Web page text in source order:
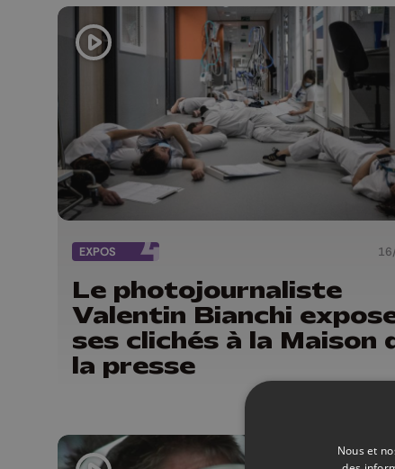
EXPOS
Le photojournaliste
Valentin Bianchi
ses clichés à la Maison
la presse
Nous et